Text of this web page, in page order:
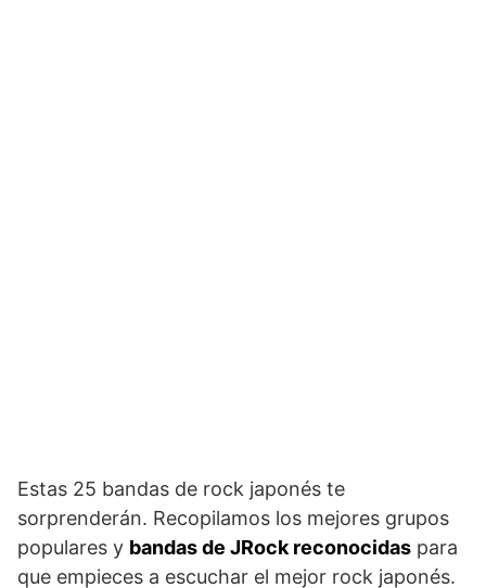
Estas 25 bandas de rock japonés te
sorprenderán. Recopilamos los mejores grupos
populares y bandas de JRock reconocidas para
que empieces a escuchar el mejor rock japonés.